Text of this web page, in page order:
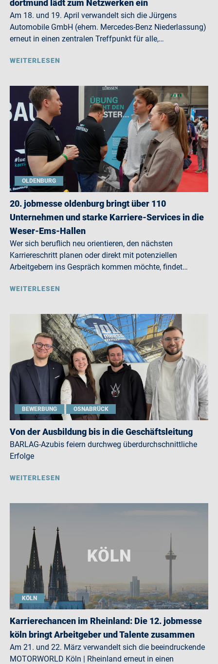
dortmund lädt zum Netzwerken ein
Am 18. und 19. April verwandelt sich die Jürgens
Automobile GmbH (ehem. Mercedes-Benz Niederlassung)
erneut in einen zentralen Treffpunkt für alle,…
WEITERLESEN
OLDENBURG
20. jobmesse oldenburg bringt über 110
Unternehmen und starke Karriere-Services in die
Weser-Ems-Hallen
Wer sich beruflich neu orientieren, den nächsten
Karriereschritt planen oder direkt mit potenziellen
Arbeitgebern ins Gespräch kommen möchte, findet…
WEITERLESEN
BEWERBUNG OSNABRÜCK
Von der Ausbildung bis in die Geschäftsleitung
BARLAG-Azubis feiern durchweg überdurchschnittliche
Erfolge
WEITERLESEN
KÖLN
Karrierechancen im Rheinland: Die 12. jobmesse
köln bringt Arbeitgeber und Talente zusammen
Am 21. und 22. März verwandelt sich die beeindruckende
MOTORWORLD Köln | Rheinland erneut in einen